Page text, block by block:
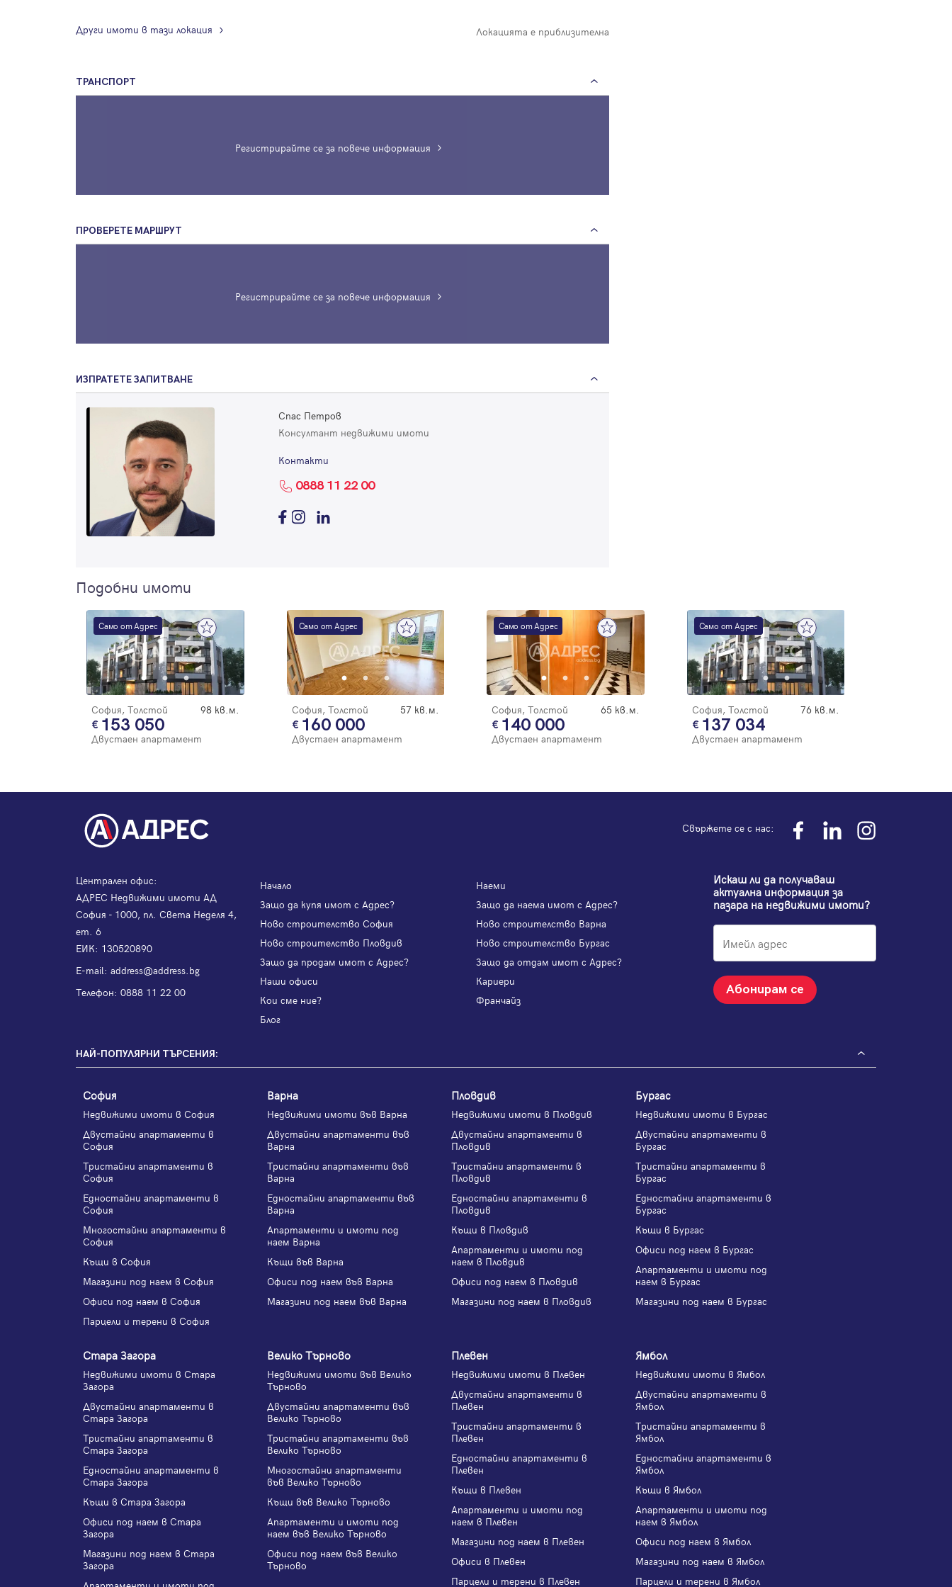
Локацията е приблизителна
Други имоти в тази локация
ТРАНСПОРТ
Регистрирайте се за повече информация
ПРОВЕРЕТЕ МАРШРУТ
Регистрирайте се за повече информация
ИЗПРАТЕТЕ ЗАПИТВАНЕ
Спас Петров
Консултант недвижими имоти
Контакти
0888 11 22 00
Подобни имоти
Само от Адрес
София, Толстой 98 кв.м.
153 050
Двустаен апартамент
Само от Адрес
София, Толстой 57 кв.м.
160 000
Двустаен апартамент
Само от Адрес
София, Толстой 65 кв.м.
140 000
Двустаен апартамент
Само от Адрес
София, Толстой 76 кв.м.
137 034
Двустаен апартамент
Успех!
Благодарим ви! Проверете имейл адрес си, за да активирате
Благодарим ви! Очаквайте скоро да се свържем с вас!
Свържете се с нас:
Централен офис:
АДРЕС Недвижими имоти АД
София - 1000, пл. Света Неделя 4,
ет. 6
ЕИК: 130520890
Е-mail: address@address.bg
Телефон: 0888 11 22 00
Начало
Наеми
Защо да купя имот с Адрес?
Защо да наема имот с Адрес?
Ново строителство София
Ново строителство Варна
Ново строителство Пловдив
Ново строителство Бургас
Защо да продам имот с Адрес?
Защо да отдам имот с Адрес?
Наши офиси
Кариери
Кои сме ние?
Франчайз
Блог
Искаш ли да получаваш
актуална информация за
пазара на недвижими имоти?
Абонирам се
НАЙ-ПОПУЛЯРНИ ТЪРСЕНИЯ:
София
Недвижими имоти в София
Двустайни апартаменти в
София
Тристайни апартаменти в
София
Едностайни апартаменти в
София
Многостайни апартаменти в
София
Къщи в София
Магазини под наем в София
Офиси под наем в София
Парцели и терени в София
Варна
Недвижими имоти във Варна
Двустайни апартаменти във
Варна
Тристайни апартаменти във
Варна
Едностайни апартаменти във
Варна
Апартаменти и имоти под
наем Варна
Къщи във Варна
Офиси под наем във Варна
Магазини под наем във Варна
Пловдив
Недвижими имоти в Пловдив
Двустайни апартаменти в
Пловдив
Тристайни апартаменти в
Пловдив
Едностайни апартаменти в
Пловдив
Къщи в Пловдив
Апартаменти и имоти под
наем в Пловдив
Офиси под наем в Пловдив
Магазини под наем в Пловдив
Бургас
Недвижими имоти в Бургас
Двустайни апартаменти в
Бургас
Тристайни апартаменти в
Бургас
Едностайни апартаменти в
Бургас
Къщи в Бургас
Офиси под наем в Бургас
Апартаменти и имоти под
наем в Бургас
Магазини под наем в Бургас
Стара Загора
Недвижими имоти в Стара
Загора
Двустайни апартаменти в
Стара Загора
Тристайни апартаменти в
Стара Загора
Едностайни апартаменти в
Стара Загора
Къщи в Стара Загора
Офиси под наем в Стара
Загора
Магазини под наем в Стара
Загора
Велико Търново
Недвижими имоти във Велико
Търново
Двустайни апартаменти във
Велико Търново
Тристайни апартаменти във
Велико Търново
Многостайни апартаменти
във Велико Търново
Къщи във Велико Търново
Апартаменти и имоти под
наем във Велико Търново
Офиси под наем във Велико
Търново
Плевен
Недвижими имоти в Плевен
Двустайни апартаменти в
Плевен
Тристайни апартаменти в
Плевен
Едностайни апартаменти в
Плевен
Къщи в Плевен
Апартаменти и имоти под
наем в Плевен
Магазини под наем в Плевен
Офиси в Плевен
Парцели и терени в Плевен
Ямбол
Недвижими имоти в Ямбол
Двустайни апартаменти в
Ямбол
Тристайни апартаменти в
Ямбол
Едностайни апартаменти в
Ямбол
Къщи в Ямбол
Апартаменти и имоти под
наем в Ямбол
Офиси под наем в Ямбол
Магазини под наем в Ямбол
Парцели и терени в Ямбол
Имейл